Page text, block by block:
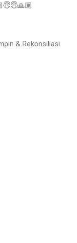
& Rekonsiliasi